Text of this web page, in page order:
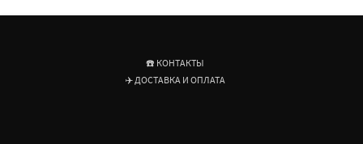
☎️ КОНТАКТЫ
✈️ ДОСТАВКА И ОПЛАТА